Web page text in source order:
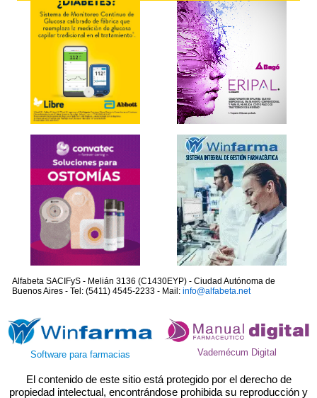
Alfabeta SACIFyS - Melián 3136 (C1430EYP) - Ciudad Autónoma de
Buenos Aires - Tel: (5411) 4545-2233 - Mail: info@alfabeta.net
Software para farmacias Vademécum Digital
El contenido de este sitio está protegido por el derecho de
propiedad intelectual, encontrándose prohibida su reproducción y